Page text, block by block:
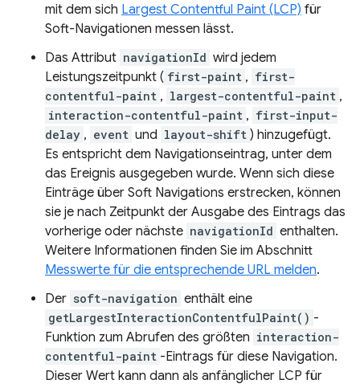
mit dem sich Largest Contentful Paint (LCP) für
Soft-Navigationen messen lässt.
Das Attribut navigationId wird jedem
Leistungszeitpunkt ( first-paint , first-
contentful-paint , largest-contentful-paint ,
interaction-contentful-paint , first-input-
delay , event und layout-shift ) hinzugefügt.
Es entspricht dem Navigationseintrag, unter dem
das Ereignis ausgegeben wurde. Wenn sich diese
Einträge über Soft Navigations erstrecken, können
sie je nach Zeitpunkt der Ausgabe des Eintrags das
vorherige oder nächste navigationId enthalten.
Weitere Informationen finden Sie im Abschnitt
Messwerte für die entsprechende URL melden.
Der soft-navigation enthält eine
getLargestInteractionContentfulPaint() -
Funktion zum Abrufen des größten interaction-
contentful-paint -Eintrags für diese Navigation.
Dieser Wert kann dann als anfänglicher LCP für